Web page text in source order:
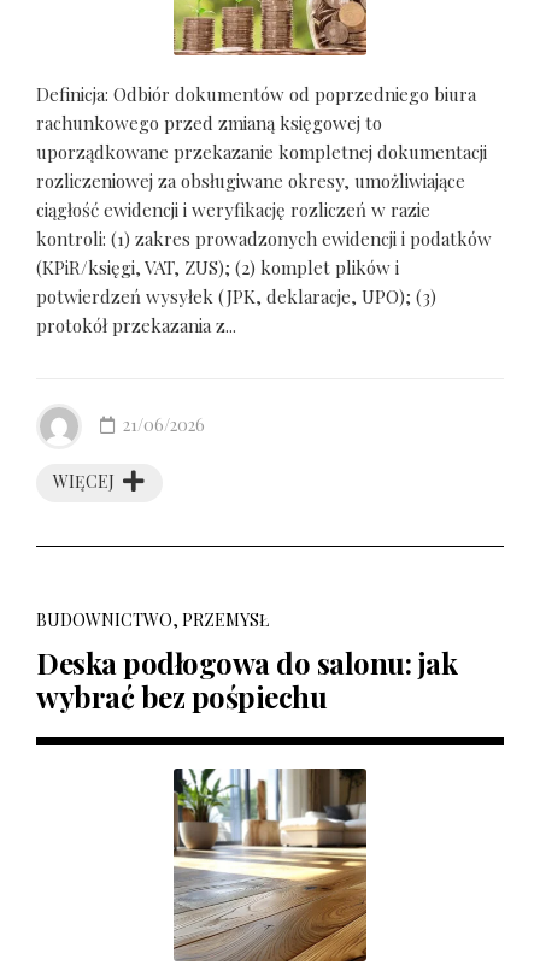
Definicja: Odbiór dokumentów od poprzedniego biura
rachunkowego przed zmianą księgowej to
uporządkowane przekazanie kompletnej dokumentacji
rozliczeniowej za obsługiwane okresy, umożliwiające
ciągłość ewidencji i weryfikację rozliczeń w razie
kontroli: (1) zakres prowadzonych ewidencji i podatków
(KPiR/księgi, VAT, ZUS); (2) komplet plików i
potwierdzeń wysyłek (JPK, deklaracje, UPO); (3)
protokół przekazania z...
WIĘCEJ
21/06/2026
BUDOWNICTWO, PRZEMYSŁ
Deska podłogowa do salonu: jak
wybrać bez pośpiechu